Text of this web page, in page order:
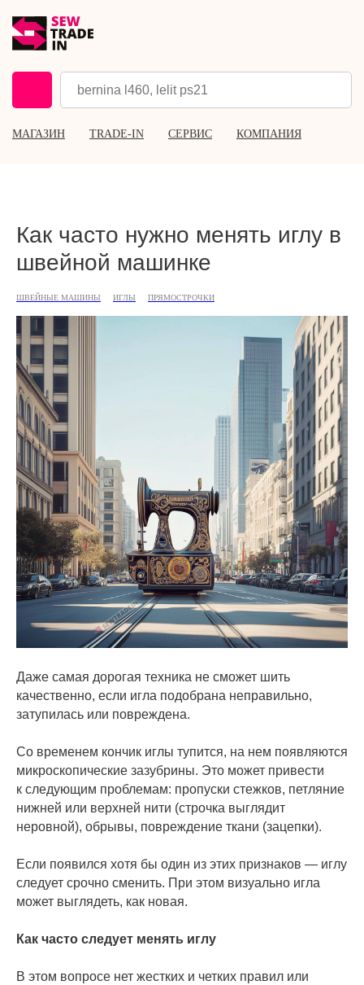
МАГАЗИН TRADE-IN СЕРВИС КОМПАНИЯ
Как часто нужно менять иглу в
швейной машинке
ШВЕЙНЫЕ МАШИНЫ ИГЛЫ ПРЯМОСТРОЧКИ
Даже самая дорогая техника не сможет шить
качественно, если игла подобрана неправильно,
затупилась или повреждена.
Со временем кончик иглы тупится, на нем появляются
микроскопические зазубрины. Это может привести
к следующим проблемам: пропуски стежков, петляние
нижней или верхней нити (строчка выглядит
неровной), обрывы, повреждение ткани (зацепки).
Если появился хотя бы один из этих признаков — иглу
следует срочно сменить. При этом визуально игла
может выглядеть, как новая.
Как часто следует менять иглу
В этом вопросе нет жестких и четких правил или